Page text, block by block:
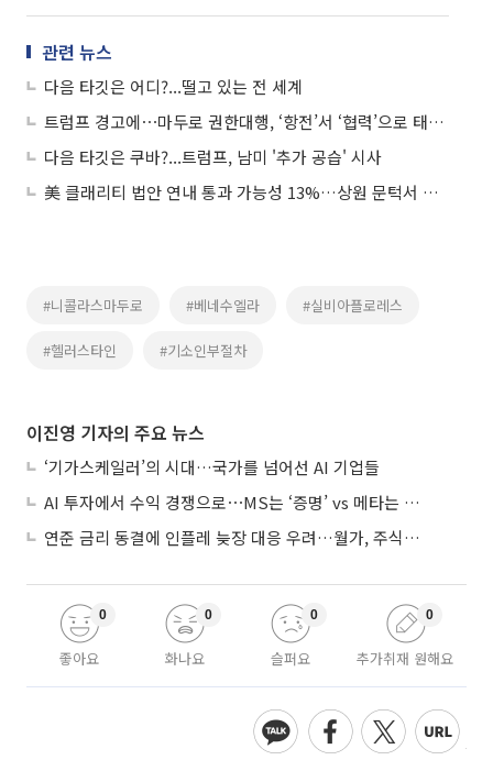
관련 뉴스
다음 타깃은 어디?...떨고 있는 전 세계
트럼프 경고에⋯마두로 권한대행, ‘항전’서 ‘협력’으로 태세 전환
다음 타깃은 쿠바?...트럼프, 남미 '추가 공습' 시사
美 클래리티 법안 연내 통과 가능성 13%…상원 문턱서 제동
#니콜라스마두로 #베네수엘라 #실비아플로레스
#헬러스타인 #기소인부절차
이진영 기자의 주요 뉴스
‘기가스케일러’의 시대…국가를 넘어선 AI 기업들
AI 투자에서 수익 경쟁으로⋯MS는 ‘증명’ vs 메타는 ‘숙제’
연준 금리 동결에 인플레 늦장 대응 우려…월가, 주식도 채권도 던졌다
좋아요
0
화나요
0
슬퍼요
0
추가취재 원해요
0